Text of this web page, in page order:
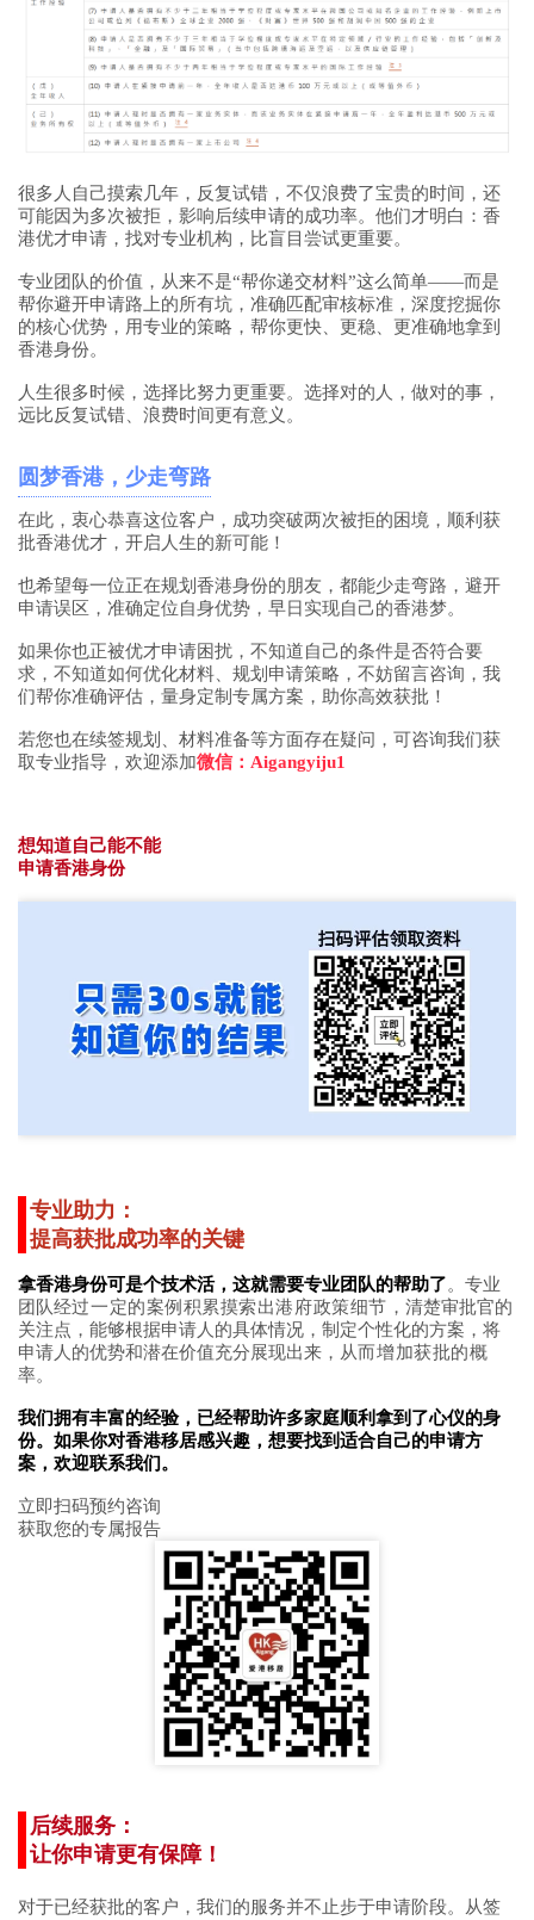
很多人自己摸索几年，反复试错，不仅浪费了宝贵的时间，还
可能因为多次被拒，影响后续申请的成功率。他们才明白：香
港优才申请，找对专业机构，比盲目尝试更重要。
专业团队的价值，从来不是“帮你递交材料”这么简单——而是
帮你避开申请路上的所有坑，准确匹配审核标准，深度挖掘你
的核心优势，用专业的策略，帮你更快、更稳、更准确地拿到
香港身份。
人生很多时候，选择比努力更重要。选择对的人，做对的事，
远比反复试错、浪费时间更有意义。
圆梦香港，少走弯路
在此，衷心恭喜这位客户，成功突破两次被拒的困境，顺利获
批香港优才，开启人生的新可能！
也希望每一位正在规划香港身份的朋友，都能少走弯路，避开
申请误区，准确定位自身优势，早日实现自己的香港梦。
如果你也正被优才申请困扰，不知道自己的条件是否符合要
求，不知道如何优化材料、规划申请策略，不妨留言咨询，我
们帮你准确评估，量身定制专属方案，助你高效获批！
若您也在续签规划、材料准备等方面存在疑问，可咨询我们获
取专业指导，欢迎添加微信：Aigangyiju1
想知道自己能不能
申请香港身份
专业助力：
提高获批成功率的关键
拿香港身份可是个技术活，这就需要专业团队的帮助了。专业
团队经过一定的案例积累摸索出港府政策细节 ，清楚审批官的
关注点，能够根据申请人的具体情况，制定个性化的方案，将
申请人的优势和潜在价值充分展现出来， 从而增加获批的概
率。
我们拥有丰富的经验，已经帮助许多家庭顺利拿到了心仪的身
份。如果你对香港移居感兴趣，想要找到适合自己的申请方
案，欢迎联系我们。
立即扫码预约咨询
获取您的专属报告
后续服务：
让你申请更有保障！
对于已经获批的客户，我们的服务并不止步于申请阶段。从签